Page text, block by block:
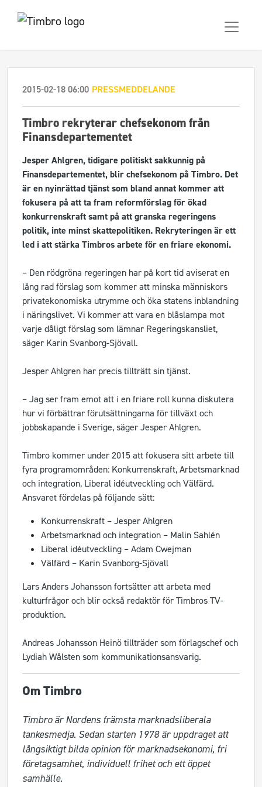
2015-02-18 06:00 PRESSMEDDELANDE
Timbro rekryterar chefsekonom från
Finansdepartementet
Jesper Ahlgren, tidigare politiskt sakkunnig på
Finansdepartementet, blir chefsekonom på Timbro. Det
är en nyinrättad tjänst som bland annat kommer att
fokusera på att ta fram reformförslag för ökad
konkurrenskraft samt på att granska regeringens
politik, inte minst skattepolitiken. Rekryteringen är ett
led i att stärka Timbros arbete för en friare ekonomi.
– Den rödgröna regeringen har på kort tid aviserat en
lång rad förslag som kommer att minska människors
privatekonomiska utrymme och öka statens inblandning
i näringslivet. Vi kommer att vara en blåslampa mot
varje dåligt förslag som lämnar Regeringskansliet,
säger Karin Svanborg-Sjövall.
Jesper Ahlgren har precis tillträtt sin tjänst.
– Jag ser fram emot att i en friare roll kunna diskutera
hur vi förbättrar förutsättningarna för tillväxt och
jobbskapande i Sverige, säger Jesper Ahlgren.
Timbro kommer under 2015 att fokusera sitt arbete till
fyra programområden: Konkurrenskraft, Arbetsmarknad
och integration, Liberal idéutveckling och Välfärd.
Ansvaret fördelas på följande sätt:
Konkurrenskraft – Jesper Ahlgren
Arbetsmarknad och integration – Malin Sahlén
Liberal idéutveckling – Adam Cwejman
Välfärd – Karin Svanborg-Sjövall
Lars Anders Johansson fortsätter att arbeta med
kulturfrågor och blir också redaktör för Timbros TV-
produktion.
Andreas Johansson Heinö tillträder som förlagschef och
Lydiah Wålsten som kommunikationsansvarig.
Om Timbro
Timbro är Nordens främsta marknadsliberala
tankesmedja. Sedan starten 1978 är uppdraget att
långsiktigt bilda opinion för marknadsekonomi, fri
företagsamhet, individuell frihet och ett öppet
samhälle.